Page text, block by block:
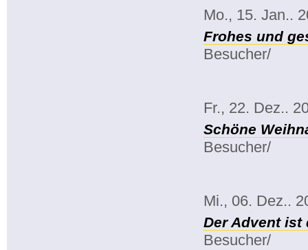
Mo., 15. Jan..
Frohes und
Besucher/
Fr., 22. Dez..
Schöne
Besucher/
Mi., 06. Dez..
Der Advent ist
Besucher/